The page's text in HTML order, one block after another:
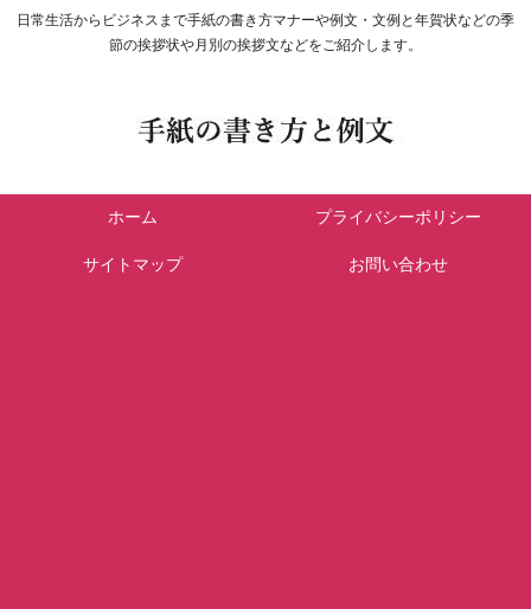
日常生活からビジネスまで手紙の書き方マナーや例文・文例と年賀状などの季
節の挨拶状や月別の挨拶文などをご紹介します。
ホーム プライバシーポリシー
サイトマップ お問い合わせ